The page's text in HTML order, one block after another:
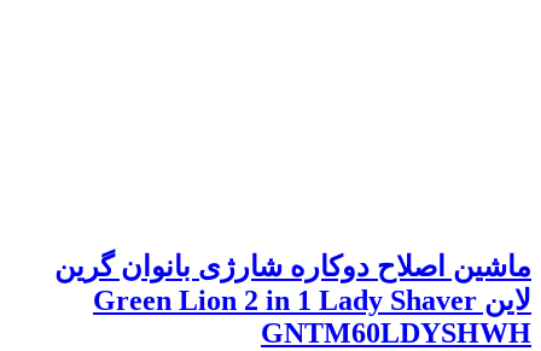
ماشین اصلاح دوکاره شارژی بانوان گرین
لاین Green Lion 2 in 1 Lady Shaver
GNTM60LDYSHWH